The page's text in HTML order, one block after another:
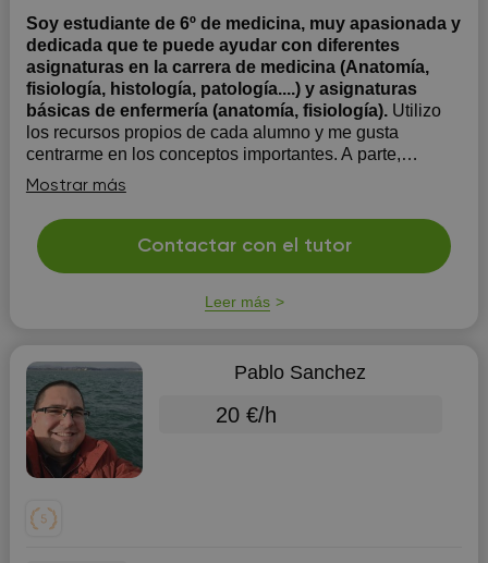
Soy estudiante de 6º de medicina, muy apasionada y
dedicada que te puede ayudar con diferentes
asignaturas en la carrera de medicina (Anatomía,
fisiología, histología, patología....) y asignaturas
básicas de enfermería (anatomía, fisiología). Utilizo
los recursos propios de cada alumno y me gusta
centrarme en los conceptos importantes. A parte,
también dispongo de diferentes materiales (libros, mis
propios apuntes, esquemas...) para reforzar las clases y
el aprendizaje. También suelo utilizar preguntas y
trabajar con ellas y así afianza...
Mostrar más
Contactar con el tutor
Leer más
Pablo Sanchez
20 €/h